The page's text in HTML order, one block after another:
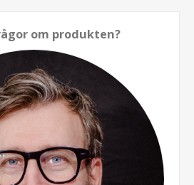
om produkten?